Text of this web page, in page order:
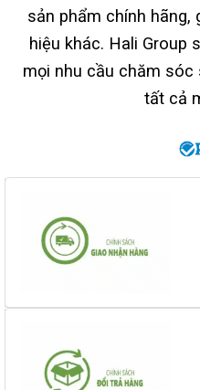
sản phẩm chính
hiệu khác. Hali Group
mọi nhu cầu chăm
tất cả